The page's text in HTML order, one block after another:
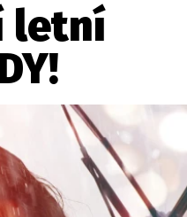
odměníme
letní